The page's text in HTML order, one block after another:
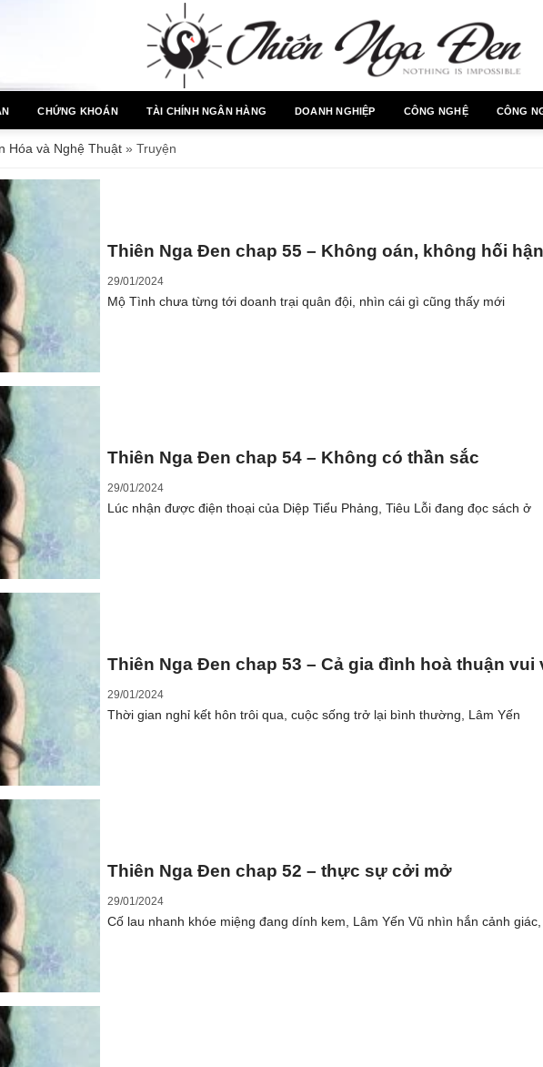
CHỨNG KHOÁN TÀI CHÍNH NGÂN HÀNG DOANH NGHIỆP CÔNG NGHỆ CÔNG
Hóa và Nghệ Thuật » Truyện
Thiên Nga Đen chap 55 – Không oán, không hối hận
29/01/2024
Mộ Tình chưa từng tới doanh trại quân đội, nhìn cái gì cũng thấy mới
Thiên Nga Đen chap 54 – Không có thần sắc
29/01/2024
Lúc nhận được điện thoại của Diệp Tiểu Phảng, Tiêu Lỗi đang đọc sách ở
Thiên Nga Đen chap 53 – Cả gia đình hoà thuận vui
29/01/2024
Thời gian nghỉ kết hôn trôi qua, cuộc sống trở lại bình thường, Lâm Yến
Thiên Nga Đen chap 52 – thực sự cởi mở
29/01/2024
Cố lau nhanh khóe miệng đang dính kem, Lâm Yến Vũ nhìn hắn cảnh giác,